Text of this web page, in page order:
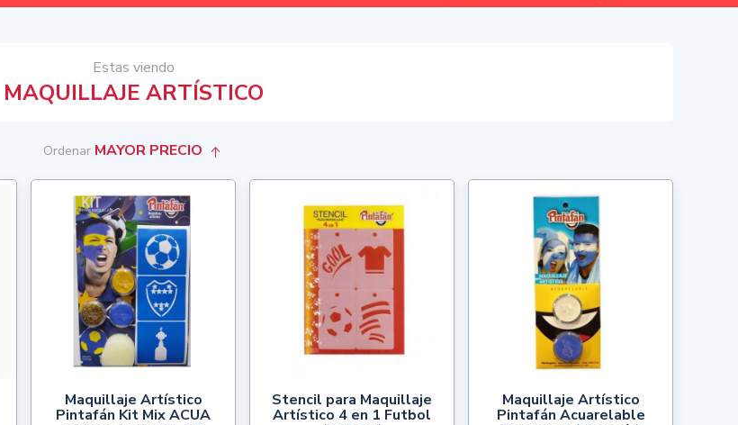
Estas viendo
MAQUILLAJE ARTÍSTICO
Ordenar MAYOR PRECIO
Maquillaje Artístico
Pintafán Kit Mix ACUA
Stencil para Maquillaje
Artístico 4 en 1 Futbol
Maquillaje Artístico
Pintafán Acuarelable